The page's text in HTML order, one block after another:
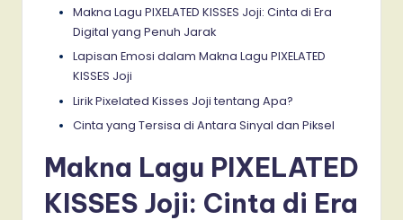
Makna Lagu PIXELATED KISSES Joji: Cinta di Era
Digital yang Penuh Jarak
Lapisan Emosi dalam Makna Lagu PIXELATED
KISSES Joji
Lirik Pixelated Kisses Joji tentang Apa?
Cinta yang Tersisa di Antara Sinyal dan Piksel
Makna Lagu PIXELATED
KISSES Joji: Cinta di Era